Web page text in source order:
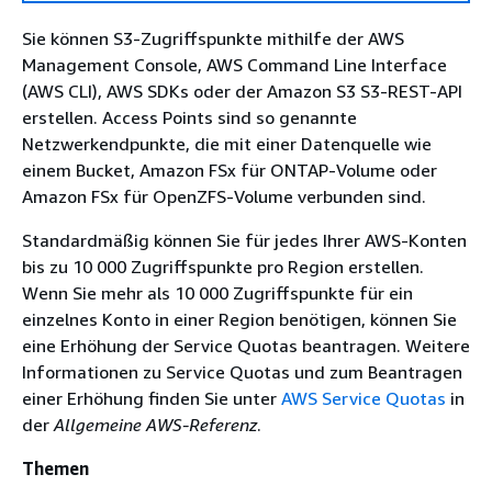
Sie können S3-Zugriffspunkte mithilfe der AWS
Management Console, AWS Command Line Interface
(AWS CLI), AWS SDKs oder der Amazon S3 S3-REST-API
erstellen. Access Points sind so genannte
Netzwerkendpunkte, die mit einer Datenquelle wie
einem Bucket, Amazon FSx für ONTAP-Volume oder
Amazon FSx für OpenZFS-Volume verbunden sind.
Standardmäßig können Sie für jedes Ihrer AWS-Konten
bis zu 10 000 Zugriffspunkte pro Region erstellen.
Wenn Sie mehr als 10 000 Zugriffspunkte für ein
einzelnes Konto in einer Region benötigen, können Sie
eine Erhöhung der Service Quotas beantragen. Weitere
Informationen zu Service Quotas und zum Beantragen
einer Erhöhung finden Sie unter AWS Service Quotas in
derAllgemeine AWS-Referenz.
Themen